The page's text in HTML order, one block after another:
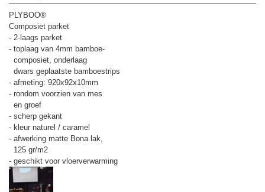
PLYBOO®
Composiet parket
- 2-laags parket
- toplaag van 4mm bamboe-
composiet, onderlaag
dwars geplaatste bamboestrips
- afmeting: 920x92x10mm
- rondom voorzien van mes
en groef
- scherp gekant
- kleur naturel / caramel
- afwerking matte Bona lak,
125 gr/m2
- geschikt voor vloerverwarming